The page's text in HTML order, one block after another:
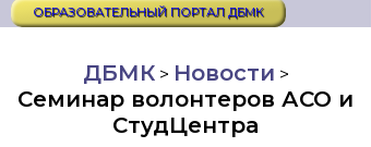
ОБРАЗОВАТЕЛЬНЫЙ ПОРТАЛ ДБМК
ДБМК> Новости >
Семинар волонтеров АСО и
СтудЦентра